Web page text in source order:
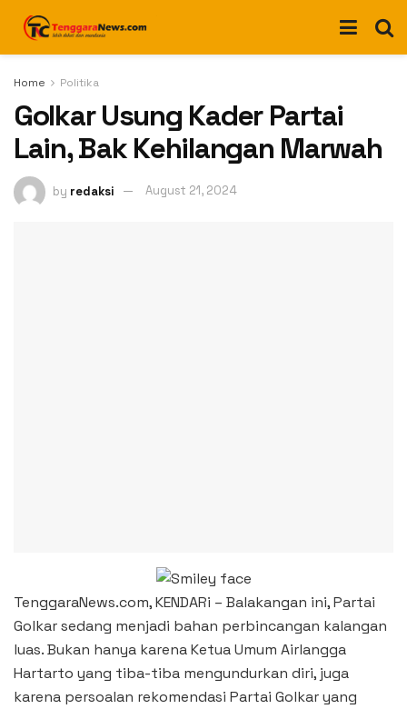
Home Politika
Golkar Usung Kader Partai
Lain, Bak Kehilangan Marwah
by redaksi August 21, 2024
TenggaraNews.com, KENDARi – Balakangan ini, Partai
Golkar sedang menjadi bahan perbincangan kalangan
luas. Bukan hanya karena Ketua Umum Airlangga
Hartarto yang tiba-tiba mengundurkan diri, juga
karena persoalan rekomendasi Partai Golkar yang